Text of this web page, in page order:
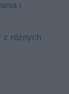
i
z różnych